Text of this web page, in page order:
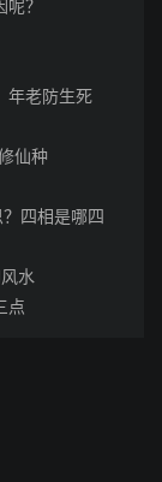
年老防生死
仙种
四相是哪四
水
点